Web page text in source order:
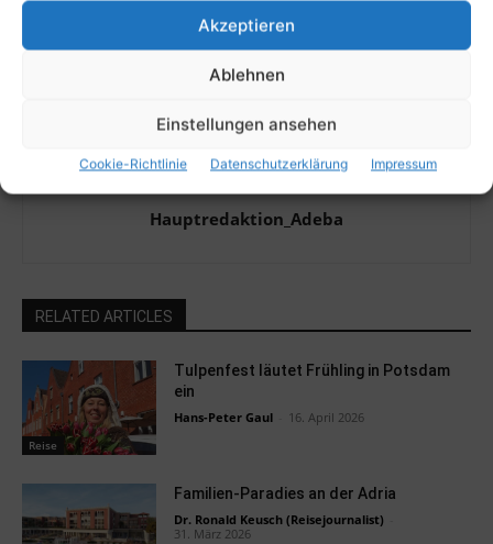
Akzeptieren
Ablehnen
Einstellungen ansehen
Cookie-Richtlinie Datenschutzerklärung Impressum
Hauptredaktion_Adeba
RELATED ARTICLES
Reise
Tulpenfest läutet Frühling in Potsdam
ein
Hans-Peter Gaul 16. April 2026
Familien-Paradies an der Adria
Dr. Ronald Keusch (Reisejournalist)
31. März 2026